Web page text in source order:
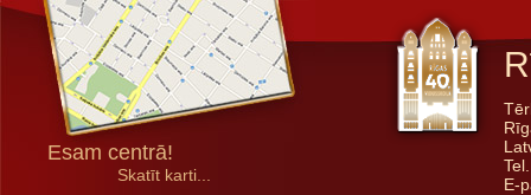
Esam centrā!
Skatīt karti...
E-